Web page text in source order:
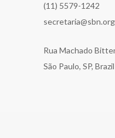
(11) 5579-1242
Rua Machado
São Paulo, SP, Brazil